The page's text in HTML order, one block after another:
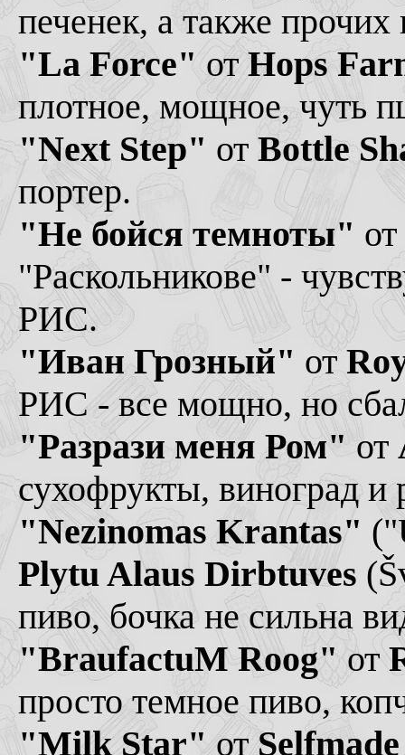
печенек, а также прочих
"La Force"отHops
плотное, мощное, чуть
"Next Step" от Bottle
портер.
"Не бойся темноты" от
"Раскольникове" -
РИС.
"Иван Грозный" от
РИС - все мощно, но
"Разрази меня Ром" от
сухофрукты, виноград и
"Nezinomas Krantas"
Plytu Alaus Dirbtuves
пиво, бочка не сильна
"BraufactuM Roog"от
просто темное пиво,
"Milk Star"от